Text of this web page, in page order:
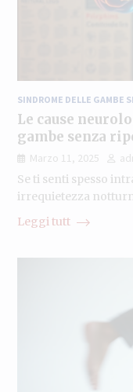
SINDROME DELLE GAMBE
Le cause
gambe senza
Marzo 11, 2025
Se ti senti spesso
irrequietezza
Leggi tutt